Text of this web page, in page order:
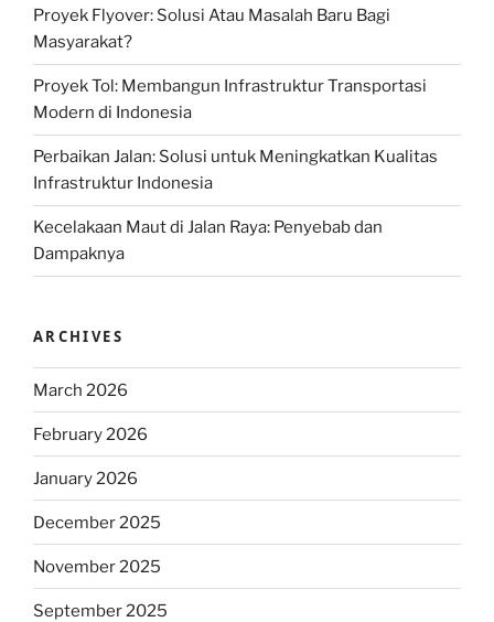
Proyek Flyover: Solusi Atau Masalah Baru Bagi
Masyarakat?
Proyek Tol: Membangun Infrastruktur Transportasi
Modern di Indonesia
Perbaikan Jalan: Solusi untuk Meningkatkan Kualitas
Infrastruktur Indonesia
Kecelakaan Maut di Jalan Raya: Penyebab dan
Dampaknya
ARCHIVES
March 2026
February 2026
January 2026
December 2025
November 2025
September 2025